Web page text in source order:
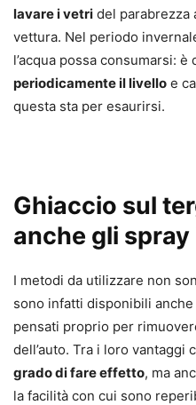
lavare i vetri del
vettura. Nel periodo
l’acqua possa consumarsi: è
periodicamente il livello e
questa sta per esaurirsi.
Ghiaccio sul
anche gli
I metodi da utilizzare non
sono infatti disponibili
pensati proprio per
dell’auto. Tra i loro vantaggi
grado di fare effetto, ma
la facilità con cui sono